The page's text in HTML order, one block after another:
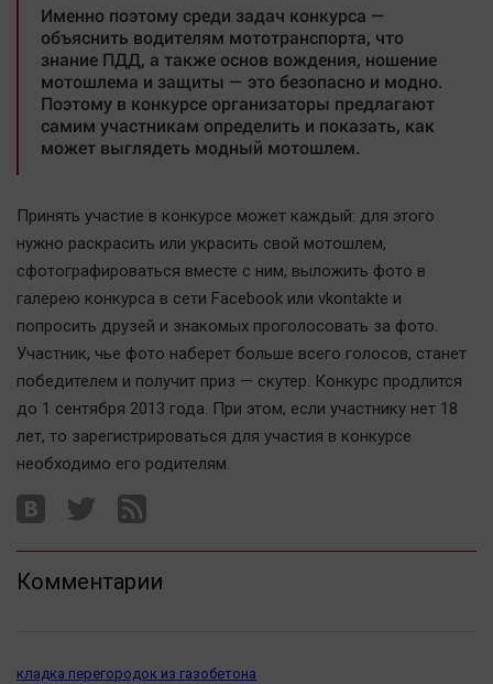
Вирус чтения
Вкусное
Гороскоп
Дети
ЖКХ
Качество жизни
Народная журналистика
Наука
Обсуждаем
Отдых
Светская жизнь
Тенденции
Точка на карте
Именно поэтому среди задач конкурса —
объяснить водителям мототранспорта, что
знание ПДД, а также основ вождения, ношение
мотошлема и защиты — это безопасно и модно.
Поэтому в конкурсе организаторы предлагают
самим участникам определить и показать, как
может выглядеть модный мотошлем.
Принять участие в конкурсе может каждый: для этого
нужно раскрасить или украсить свой мотошлем,
сфотографироваться вместе с ним, выложить фото в
галерею конкурса в сети Facebook или vkontakte и
попросить друзей и знакомых проголосовать за фото.
Участник, чье фото наберет больше всего голосов, станет
победителем и получит приз — скутер. Конкурс продлится
до 1 сентября 2013 года. При этом, если участнику нет 18
лет, то зарегистрироваться для участия в конкурсе
необходимо его родителям.
Комментарии
кладка перегородок из газобетона